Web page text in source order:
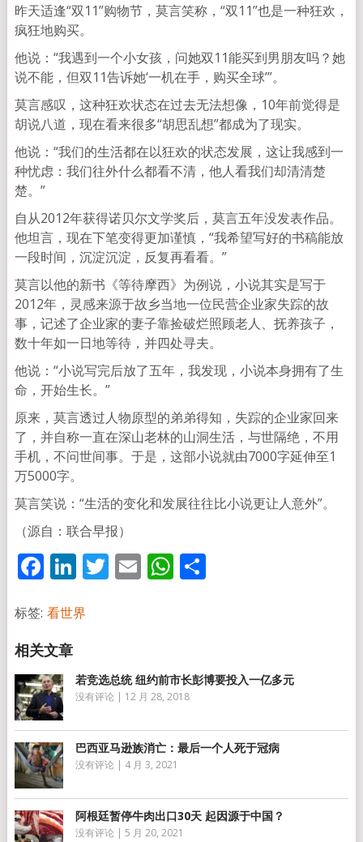
昨天适逢“双11”购物节，莫言笑称，“双11”也是一种狂欢，
疯狂地购买。
他说：“我遇到一个小女孩，问她双11能买到男朋友吗？她
说不能，但双11告诉她‘一机在手，购买全球’”。
莫言感叹，这种狂欢状态在过去无法想像，10年前觉得是
胡说八道，现在看来很多“胡思乱想”都成为了现实。
他说：“我们的生活都在以狂欢的状态发展，这让我感到一
种忧虑：我们往外什么都看不清，他人看我们却清清楚
楚。”
自从2012年获得诺贝尔文学奖后，莫言五年没发表作品。
他坦言，现在下笔变得更加谨慎，“我希望写好的书稿能放
一段时间，沉淀沉淀，反复再看看。”
莫言以他的新书《等待摩西》为例说，小说其实是写于
2012年，灵感来源于故乡当地一位民营企业家失踪的故
事，记述了企业家的妻子靠捡破烂照顾老人、抚养孩子，
数十年如一日地等待，并四处寻夫。
他说：“小说写完后放了五年，我发现，小说本身拥有了生
命，开始生长。”
原来，莫言透过人物原型的弟弟得知，失踪的企业家回来
了，并自称一直在深山老林的山洞生活，与世隔绝，不用
手机，不问世间事。于是，这部小说就由7000字延伸至1
万5000字。
莫言笑说：“生活的变化和发展往往比小说更让人意外”。
（源自：联合早报）
Facebook
LinkedIn
Twitter
EmailWhatsApp
分
标签: 看世界
若竞选总统 纽约前市长彭博要投入一亿多元
没有评论 | 12 月 28, 2018
巴西亚马逊族消亡：最后一个人死于冠病
没有评论 | 4 月 3, 2021
阿根廷暂停牛肉出口30天 起因源于中国？
没有评论 | 5 月 20, 2021